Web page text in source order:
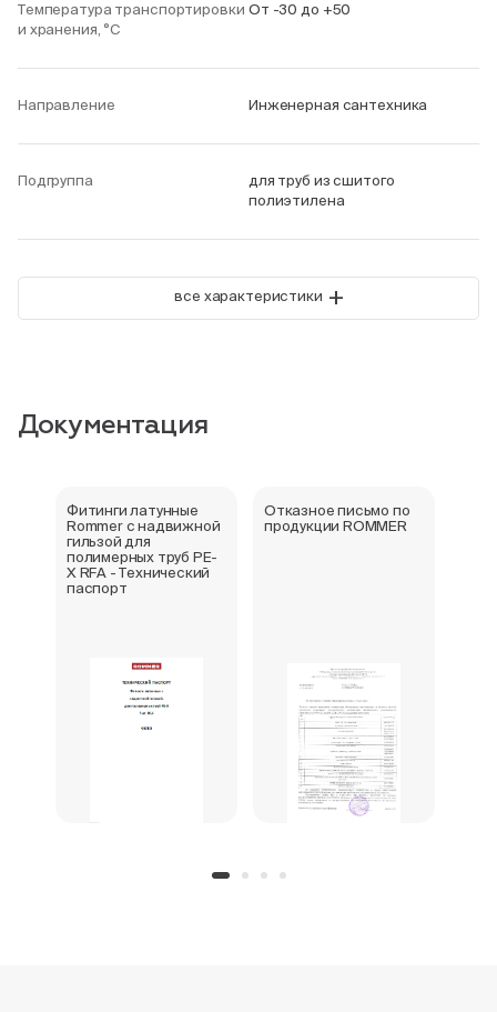
Температура транспортировки
и хранения, °С
От -30 до +50
Направление Инженерная сантехника
Подгруппа
для труб из сшитого
полиэтилена
все характеристики +
Документация
Фитинги латунные
Rommer с надвижной
гильзой для
полимерных труб PE-
X RFA - Технический
паспорт
Отказное письмо по
продукции ROMMER